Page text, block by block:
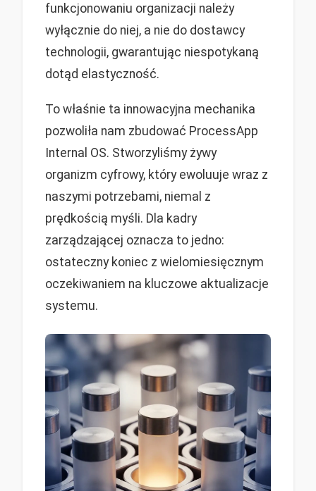
funkcjonowaniu organizacji należy
wyłącznie do niej, a nie do dostawcy
technologii, gwarantując niespotykaną
dotąd elastyczność.
To właśnie ta innowacyjna mechanika
pozwoliła nam zbudować ProcessApp
Internal OS. Stworzyliśmy żywy
organizm cyfrowy, który ewoluuje wraz z
naszymi potrzebami, niemal z
prędkością myśli. Dla kadry
zarządzającej oznacza to jedno:
ostateczny koniec z wielomiesięcznym
oczekiwaniem na kluczowe aktualizacje
systemu.